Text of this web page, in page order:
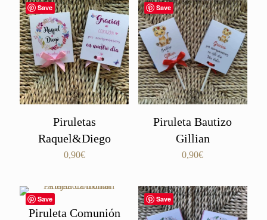
Save
Piruletas
Raquel&Diego
0,90€
Save
Piruleta Bautizo
Gillian
0,90€
Save
Piruleta Comunión
Save